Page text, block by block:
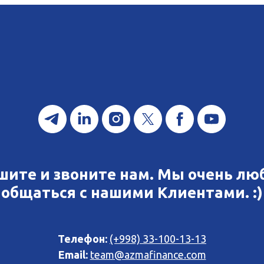
и звоните нам. Мы очень
общаться с нашими Клиентами. :)
Телефон: (+998) 33-100-13-13
Email: team@azmafinance.com